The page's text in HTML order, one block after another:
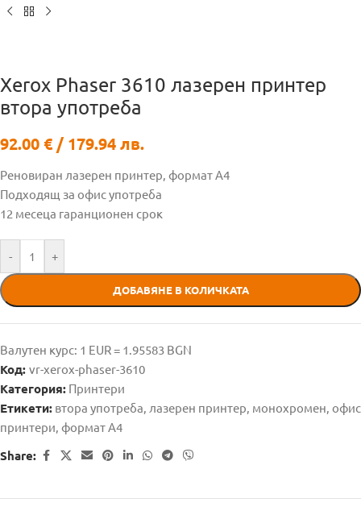
Xerox Phaser 3610 лазерен принтер
втора употреба
92.00 €/ 179.94 лв.
Реновиран лазерен принтер, формат А4
Подходящ за офис употреба
12 месеца гаранционен срок
- +
ДОБАВЯНЕ В КОЛИЧКАТА
Валутен курс: 1 EUR = 1.95583 BGN
Код: vr-xerox-phaser-3610
Категория: Принтери
Етикети: втора употреба лазерен принтер монохромен офис
принтери формат А4
Share: